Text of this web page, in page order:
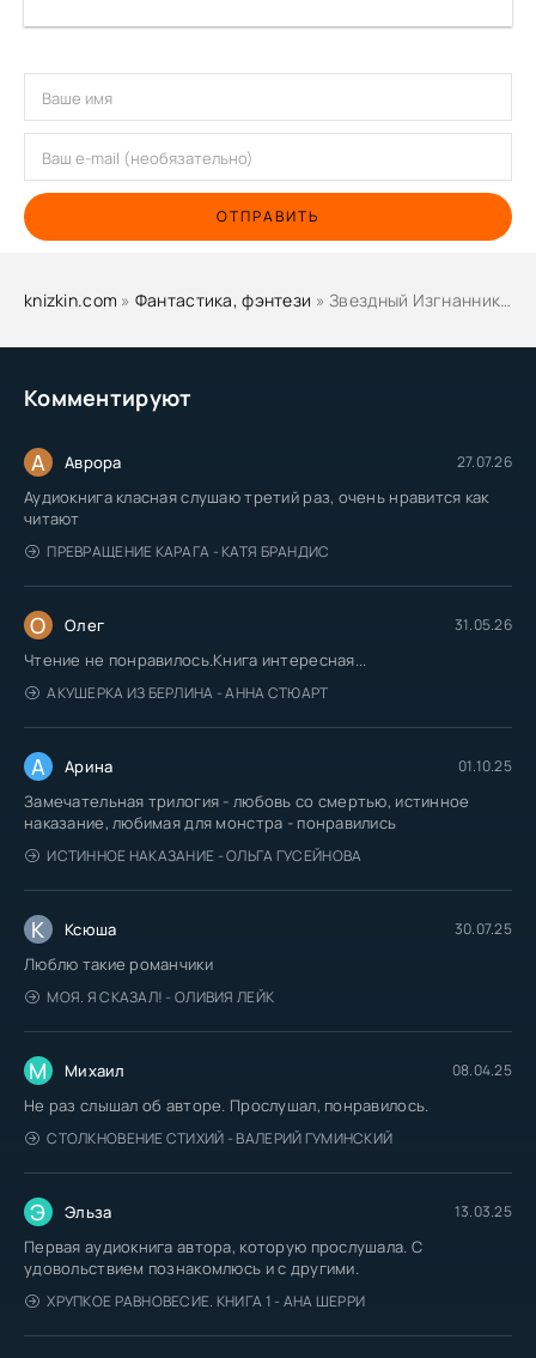
Комментируют
А Аврора 27.07.26
Аудиокнига класная слушаю третий раз, очень нравится как
читают
ПРЕВРАЩЕНИЕ КАРАГА - КАТЯ БРАНДИС
О Олег 31.05.26
Чтение не понравилось.Книга интересная...
АКУШЕРКА ИЗ БЕРЛИНА - АННА СТЮАРТ
А Арина 01.10.25
Замечательная трилогия - любовь со смертью, истинное
наказание, любимая для монстра - понравились
ИСТИННОЕ НАКАЗАНИЕ - ОЛЬГА ГУСЕЙНОВА
К Ксюша 30.07.25
Люблю такие романчики
МОЯ. Я СКАЗАЛ! - ОЛИВИЯ ЛЕЙК
М Михаил 08.04.25
Не раз слышал об авторе. Прослушал, понравилось.
СТОЛКНОВЕНИЕ СТИХИЙ - ВАЛЕРИЙ ГУМИНСКИЙ
Э Эльза 13.03.25
Первая аудиокнига автора, которую прослушала. С
удовольствием познакомлюсь и с другими.
ХРУПКОЕ РАВНОВЕСИЕ. КНИГА 1 - АНА ШЕРРИ
ОТПРАВИТЬ
knizkin.com » Фантастика, фэнтези » Звездный Изгнанник. Том 1 - Алексей Крючков